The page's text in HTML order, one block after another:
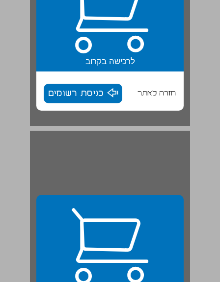
לרכישה בקרוב
חזרה לאתר כניסת רשומים
צבע בטבע | מאמר ... 19